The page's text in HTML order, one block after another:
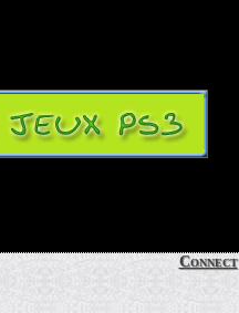
Connect